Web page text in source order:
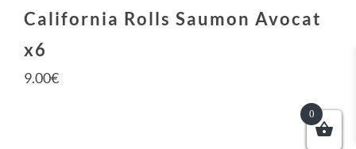
California Rolls Saumon Avocat
x6
9.00€
0